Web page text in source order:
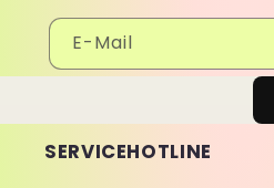
E-Mail
SERVICEHOTLINE